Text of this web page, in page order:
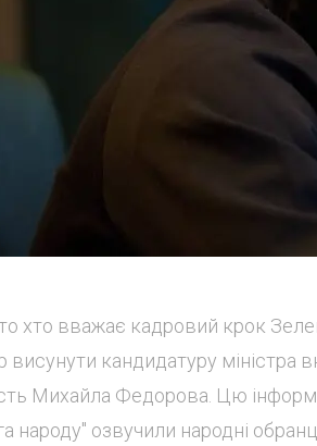
хто вважає кадровий крок
висунути кандидатуру міністра
Михайла Федорова. Цю
народу" озвучили народні